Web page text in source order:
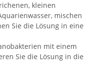
kleinen
mischen
Sie die Lösung in eine
mit einem
Sie die Lösung in die